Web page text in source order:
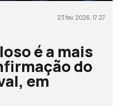
23 fev, 2026, 17:27
é a mais
do
em